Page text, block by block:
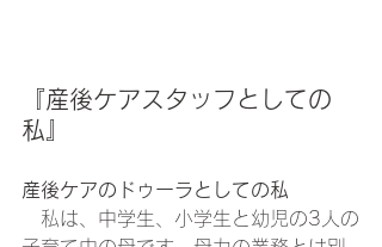
『産後ケアスタッフとしての
私』
産後ケアのドゥーラとしての私
私は、中学生、小学生と幼児の3人の